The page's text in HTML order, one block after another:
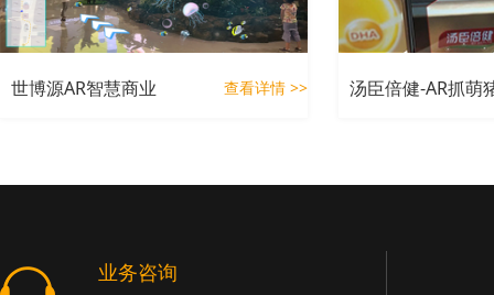
世博源AR智慧商业 查看详情 >> 汤臣倍健-AR抓萌
业务咨询